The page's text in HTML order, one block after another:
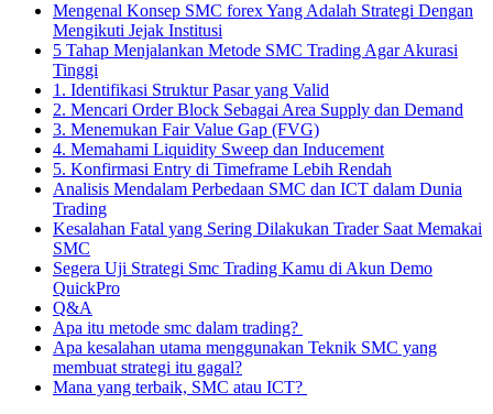
Mengenal Konsep SMC forex Yang Adalah Strategi Dengan
Mengikuti Jejak Institusi
5 Tahap Menjalankan Metode SMC Trading Agar Akurasi
Tinggi
1. Identifikasi Struktur Pasar yang Valid
2. Mencari Order Block Sebagai Area Supply dan Demand
3. Menemukan Fair Value Gap (FVG)
4. Memahami Liquidity Sweep dan Inducement
5. Konfirmasi Entry di Timeframe Lebih Rendah
Analisis Mendalam Perbedaan SMC dan ICT dalam Dunia
Trading
Kesalahan Fatal yang Sering Dilakukan Trader Saat Memakai
SMC
Segera Uji Strategi Smc Trading Kamu di Akun Demo
QuickPro
Q&A
Apa itu metode smc dalam trading?
Apa kesalahan utama menggunakan Teknik SMC yang
membuat strategi itu gagal?
Mana yang terbaik, SMC atau ICT?